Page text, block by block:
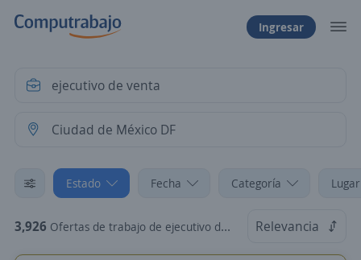
Ingresar
Estado Fecha Categoría
3,926 Ofertas de trabajo de ejecutivo de venta en Ciudad de México DF Relevancia